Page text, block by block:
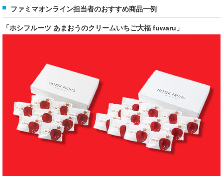
ファミマオンライン担当者のおすすめ商品一例
「ホシフルーツ あまおうのクリームいちご大福 fuwaru」